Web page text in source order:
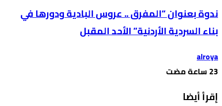
ندوة بعنوان “المفرق .. عروس البادية ودورها في
بناء السردية الأردنية” الأحد المقبل
alroya
إقرأ أيضا